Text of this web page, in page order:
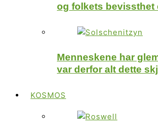
og folkets bevissthet
Menneskene har
var derfor alt dette
KOSMOS